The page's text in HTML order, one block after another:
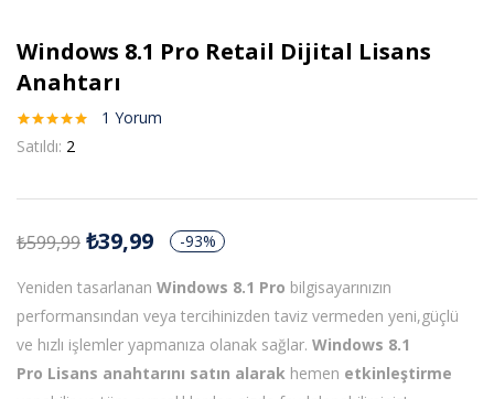
Windows 8.1 Pro Retail Dijital Lisans
Anahtarı
1müşteri
puanına
5.00puan
1 Yorum
Satıldı: 2
₺599,99 ₺39,99 -93%
Yeniden tasarlanan Windows 8.1 Pro bilgisayarınızın
performansından veya tercihinizden taviz vermeden yeni,güçlü
ve hızlı işlemler yapmanıza olanak sağlar. Windows 8.1
Pro Lisans anahtarını satın alarak hemen etkinleştirme